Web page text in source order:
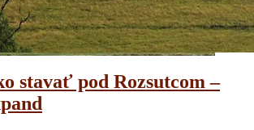
stavať pod Rozsutcom –